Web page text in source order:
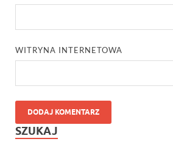
WITRYNA INTERNETOWA
SZUKAJ